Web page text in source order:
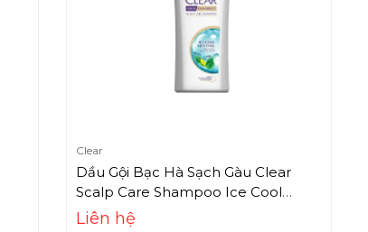
Clear
Dầu Gội Bạc Hà Sạch Gàu Clear
Scalp Care Shampoo Ice Cool
Menthol (450ml)
Liên hệ